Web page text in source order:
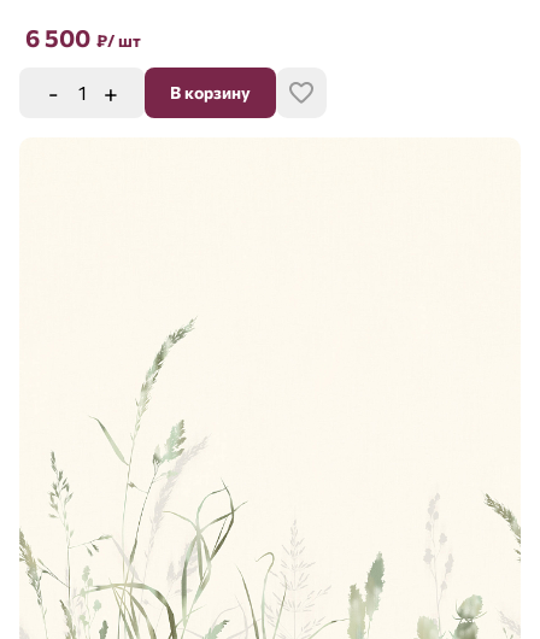
6 500 ₽/ шт
- + В корзину